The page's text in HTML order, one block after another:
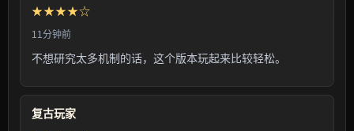
★★★★☆
11分钟前
不想研究太多机制的话，这个版本玩起来比较轻松。
复古玩家